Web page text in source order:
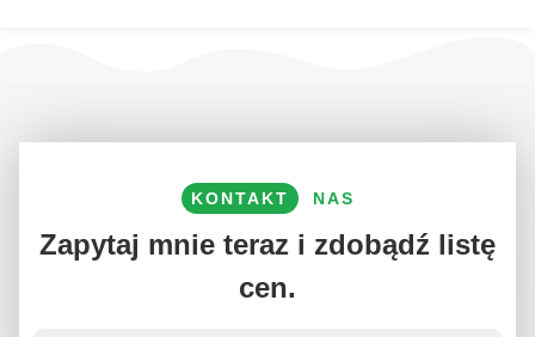
KONTAKT NAS
Zapytaj mnie teraz i zdobądź listę
cen.